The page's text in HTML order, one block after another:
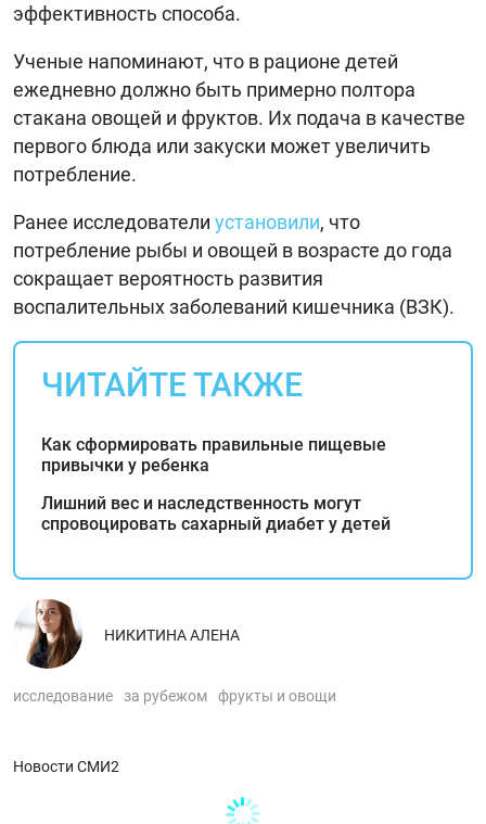
эффективность способа.
Ученые напоминают, что в рационе детей
ежедневно должно быть примерно полтора
стакана овощей и фруктов. Их подача в качестве
первого блюда или закуски может увеличить
потребление.
Ранее исследователи установили, что
потребление рыбы и овощей в возрасте до года
сокращает вероятность развития
воспалительных заболеваний кишечника (ВЗК).
ЧИТАЙТЕ ТАКЖЕ
Как сформировать правильные пищевые
привычки у ребенка
Лишний вес и наследственность могут
спровоцировать сахарный диабет у детей
НИКИТИНА АЛЕНА
исследование за рубежом фрукты и овощи
Новости СМИ2